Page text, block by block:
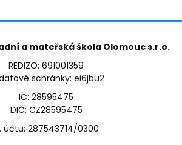
a mateřská škola Olomouc s.r.o.
REDIZO: 691001359
schránky: ei6jbu2
IČ: 28595475
DIČ: CZ28595475
účtu: 287543714/0300